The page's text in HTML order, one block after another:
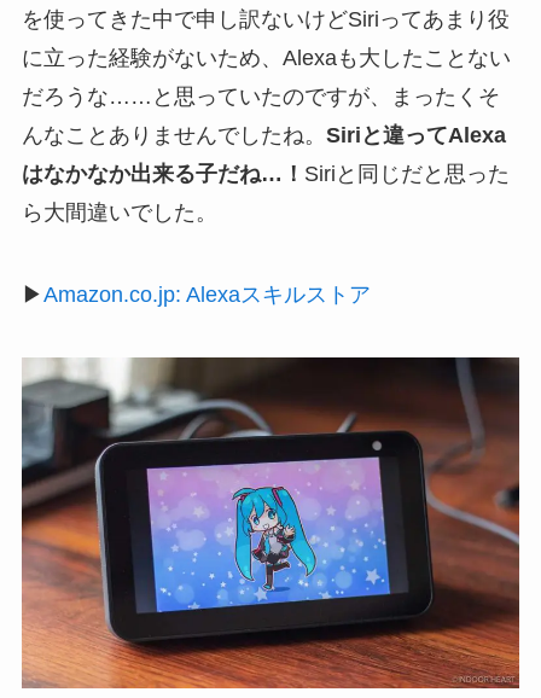
を使ってきた中で申し訳ないけどSiriってあまり役
に立った経験がないため、Alexaも大したことない
だろうな……と思っていたのですが、まったくそ
んなことありませんでしたね。 Siriと違ってAlexa
はなかなか出来る子だね…！ Siriと同じだと思った
ら大間違いでした。
▶Amazon.co.jp: Alexaスキルストア